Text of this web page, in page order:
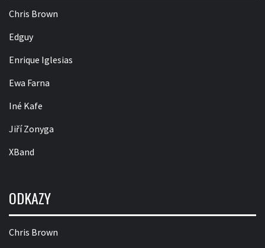
Chris Brown
Edguy
Enrique Iglesias
Ewa Farna
Iné Kafe
Jiří Zonyga
XBand
ODKAZY
Chris Brown